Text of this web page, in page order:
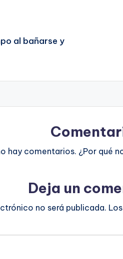
al bañarse y
hay comentarios. ¿Por qué
Deja un
no será publicada.